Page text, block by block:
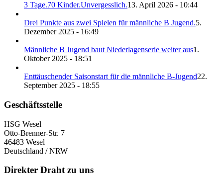
3 Tage.70 Kinder.Unvergesslich.13. April 2026 - 10:44
Drei Punkte aus zwei Spielen für männliche B Jugend.5.
Dezember 2025 - 16:49
Männliche B Jugend baut Niederlagenserie weiter aus1.
Oktober 2025 - 18:51
Enttäuschender Saisonstart für die männliche B-Jugend22.
September 2025 - 18:55
Geschäftsstelle
HSG Wesel
Otto-Brenner-Str. 7
46483 Wesel
Deutschland / NRW
Direkter Draht zu uns